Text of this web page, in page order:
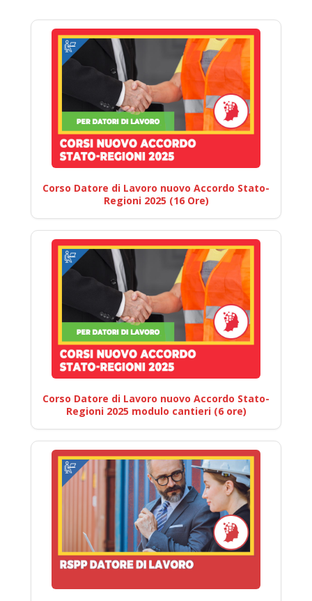
Corso Datore di Lavoro nuovo Accordo Stato-
Regioni 2025 (16 Ore)
Corso Datore di Lavoro nuovo Accordo Stato-
Regioni 2025 modulo cantieri (6 ore)